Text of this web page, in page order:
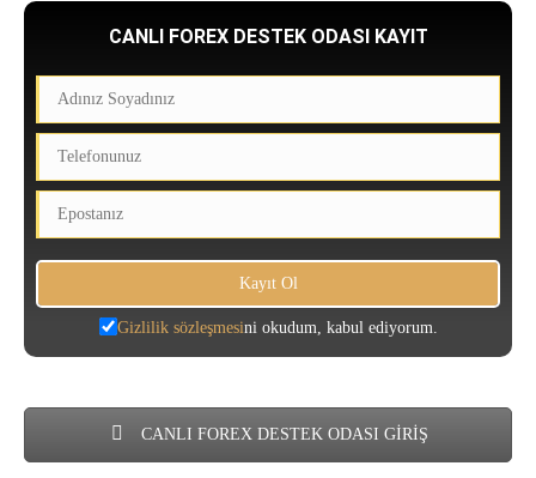
CANLI FOREX DESTEK ODASI KAYIT
Gizlilik sözleşmesini okudum, kabul ediyorum.
CANLI FOREX DESTEK ODASI GİRİŞ